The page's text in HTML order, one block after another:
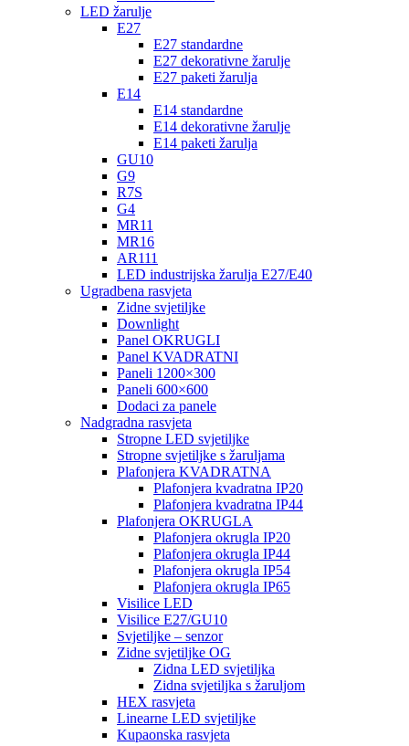
LED žarulje
E27
E27 standardne
E27 dekorativne žarulje
E27 paketi žarulja
E14
E14 standardne
E14 dekorativne žarulje
E14 paketi žarulja
GU10
G9
R7S
G4
MR11
MR16
AR111
LED industrijska žarulja E27/E40
Ugradbena rasvjeta
Zidne svjetiljke
Downlight
Panel OKRUGLI
Panel KVADRATNI
Paneli 1200×300
Paneli 600×600
Dodaci za panele
Nadgradna rasvjeta
Stropne LED svjetiljke
Stropne svjetiljke s žaruljama
Plafonjera KVADRATNA
Plafonjera kvadratna IP20
Plafonjera kvadratna IP44
Plafonjera OKRUGLA
Plafonjera okrugla IP20
Plafonjera okrugla IP44
Plafonjera okrugla IP54
Plafonjera okrugla IP65
Visilice LED
Visilice E27/GU10
Svjetiljke – senzor
Zidne svjetiljke OG
Zidna LED svjetiljka
Zidna svjetiljka s žaruljom
HEX rasvjeta
Linearne LED svjetiljke
Kupaonska rasvjeta